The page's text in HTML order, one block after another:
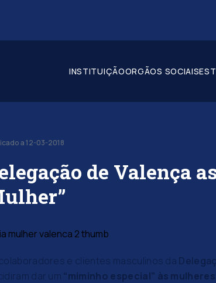
INSTITUIÇÃOORGÃOS SOCIAIS
a 12-03-2018
de Valença
e clientes masculinos da
dar um “miminho especial” às